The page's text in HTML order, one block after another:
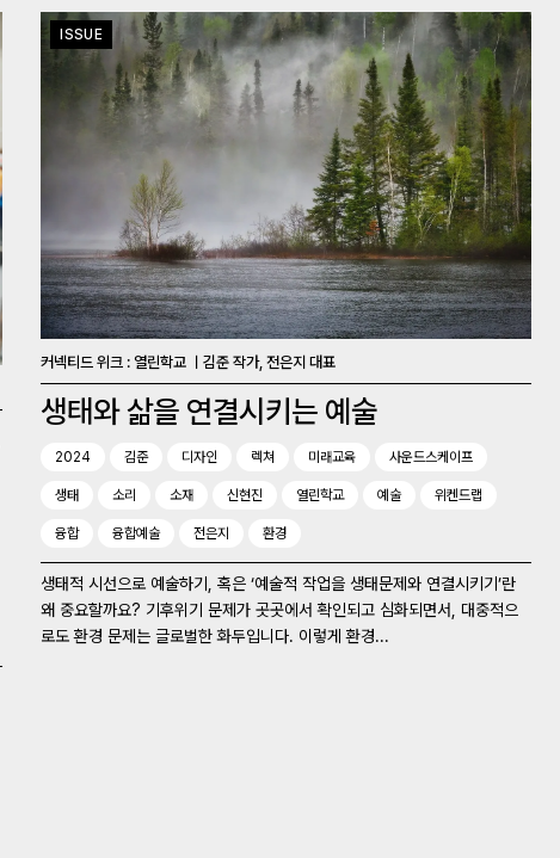
ISSUE
커넥티드 위크 : 열린학교 ㅣ김준 작가, 전은지 대표
생태와 삶을 연결시키는 예술
2024 김준 디자인 렉쳐 미래교육 사운드스케이프
생태 소리 소재 신현진 열린학교 예술 위켄드랩
융합 융합예술 전은지 환경
생태적 시선으로 예술하기, 혹은 ‘예술적 작업을 생태문제와 연결시키기’란
왜 중요할까요? 기후위기 문제가 곳곳에서 확인되고 심화되면서, 대중적으
로도 환경 문제는 글로벌한 화두입니다. 이렇게 환경...